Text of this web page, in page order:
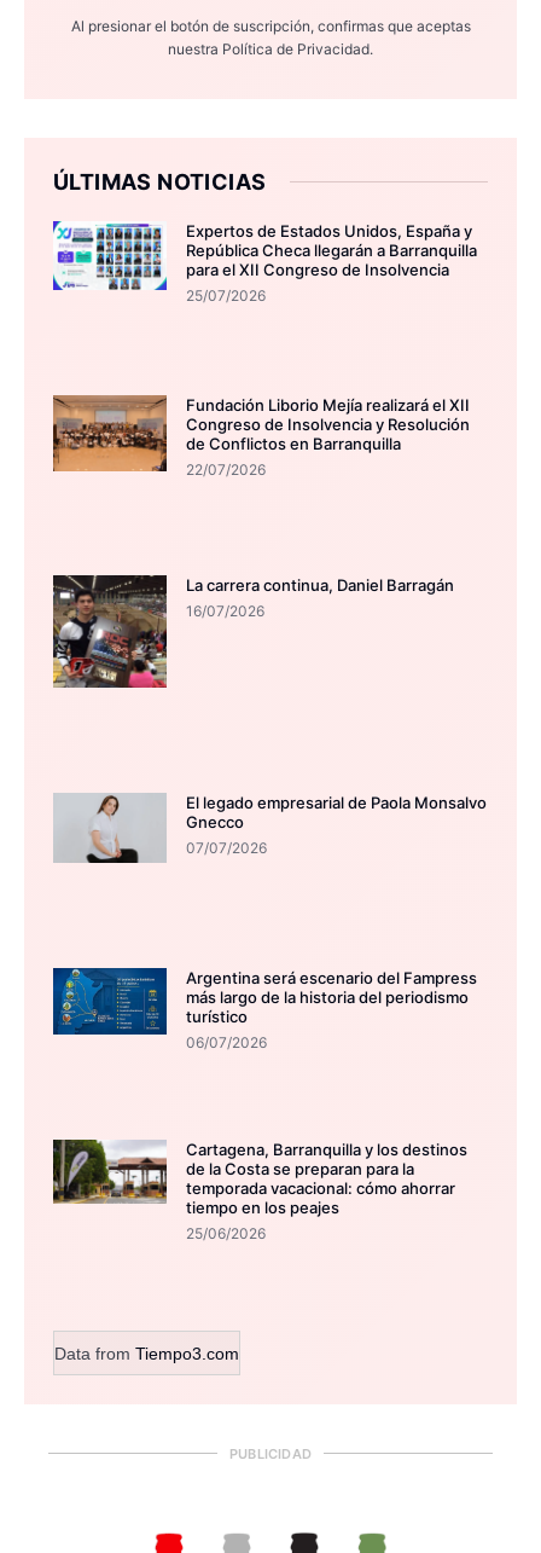
Al presionar el botón de suscripción, confirmas que aceptas
nuestra Política de Privacidad.
ÚLTIMAS NOTICIAS
Expertos de Estados Unidos, España y
República Checa llegarán a Barranquilla
para el XII Congreso de Insolvencia
25/07/2026
Fundación Liborio Mejía realizará el XII
Congreso de Insolvencia y Resolución
de Conflictos en Barranquilla
22/07/2026
La carrera continua, Daniel Barragán
16/07/2026
El legado empresarial de Paola Monsalvo
Gnecco
07/07/2026
Argentina será escenario del Fampress
más largo de la historia del periodismo
turístico
06/07/2026
Cartagena, Barranquilla y los destinos
de la Costa se preparan para la
temporada vacacional: cómo ahorrar
tiempo en los peajes
25/06/2026
Data from Tiempo3.com
PUBLICIDAD